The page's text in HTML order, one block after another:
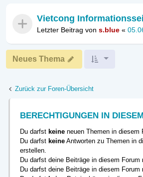
Vietcong
Letzter Beitrag von s.blue «
Neues Thema
Zurück zur Foren-Übersicht
BERECHTIGUNGEN IN
Du darfst keine neuen Themen in diesem
Du darfst keine Antworten zu Themen in
erstellen.
Du darfst deine Beiträge in diesem Forum
Du darfst deine Beiträge in diesem Forum